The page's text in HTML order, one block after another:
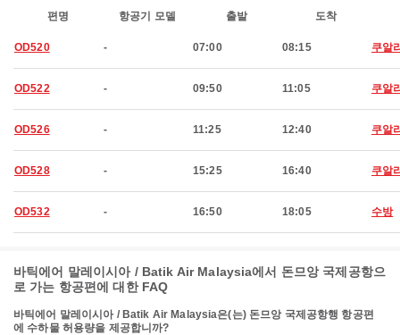
편명 항공기 모델 출발 도착
OD520 - 07:00 08:15 쿠알
OD522 - 09:50 11:05 쿠알
OD526 - 11:25 12:40 쿠알
OD528 - 15:25 16:40 쿠알
OD532 - 16:50 18:05 수방
바틱에어 말레이시아 / Batik Air Malaysia에서 돈므앙 국제공항으
로 가는 항공편에 대한 FAQ
바틱에어 말레이시아 / Batik Air Malaysia은(는) 돈므앙 국제공항행 항공편
에 수하물 허용량을 제공합니까?